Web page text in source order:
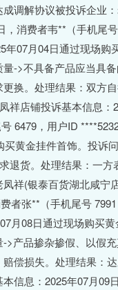
调解协议被投诉企业
，消费者韦**（手机尾
年07月04日通过现场购
->不具备产品应当具
换。处理结果：双方
祥店铺投诉基本信息：
6479，用户ID
买黄金挂件首饰。投诉
退货。处理结果：一方
祥(银泰百货湖北咸宁
者张**（手机尾号
月08日通过现场购买
>产品掺杂掺假、以假
偿损失。处理结果：
信息：2025年07月09